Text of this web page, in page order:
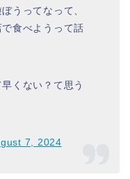
うってなって、
食べようって話
くない？て思う
7, 2024